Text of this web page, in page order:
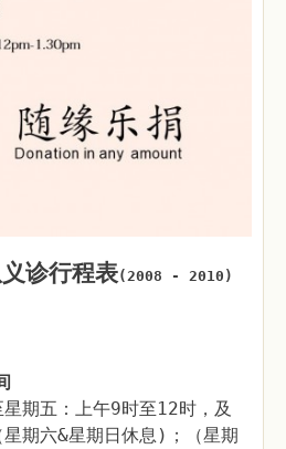
诊行程表(2008 - 2010)
期五：上午9时至12时，及
期六&星期日休息)；（星期